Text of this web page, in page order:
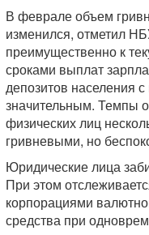
В феврале объем
изменился, отметил
преимущественно к
сроками выплат
депозитов населения
значительным. Темпы
физических лиц
гривневыми, но
Юридические лица
При этом
корпорациями
средства при